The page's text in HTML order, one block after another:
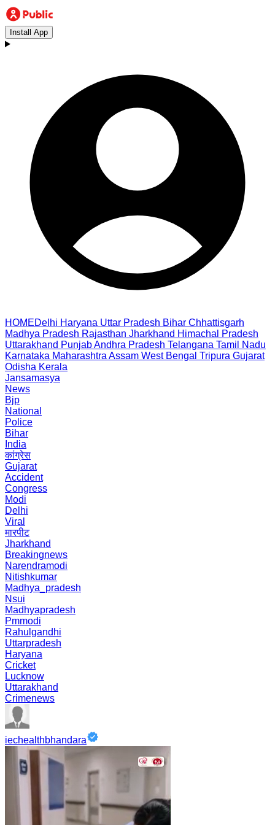
Install App
HOMEDelhi Haryana Uttar Pradesh Bihar Chhattisgarh
Madhya Pradesh Rajasthan Jharkhand Himachal Pradesh
Uttarakhand PunjabAndhra Pradesh Telangana Tamil Nadu
Karnataka Maharashtra Assam West Bengal Tripura Gujarat
Odisha Kerala
Jansamasya
News
Bjp
National
Police
Bihar
India
कांग्रेस
Gujarat
Accident
Congress
Modi
Delhi
Viral
मारपीट
Jharkhand
Breakingnews
Narendramodi
Nitishkumar
Madhya_pradesh
Nsui
Madhyapradesh
Pmmodi
Rahulgandhi
Uttarpradesh
Haryana
Cricket
Lucknow
Uttarakhand
Crimenews
iechealthbhandara